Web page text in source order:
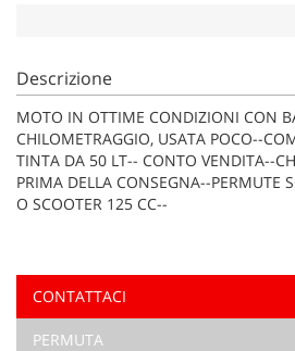
Descrizione
MOTO IN OTTIME CONDIZIONI CON
CHILOMETRAGGIO, USATA POCO--
TINTA DA 50 LT-- CONTO VENDITA--
PRIMA DELLA CONSEGNA--PERMUTE
O SCOOTER 125 CC--
CONTATTACI
PERMUTA
Cookie necessari
Cookie delle preferenze
Cookie per il
Cookie analitici
Cookie di marketing